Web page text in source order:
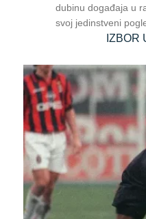
dubinu događaja u
svoj jedinstveni
IZBOR